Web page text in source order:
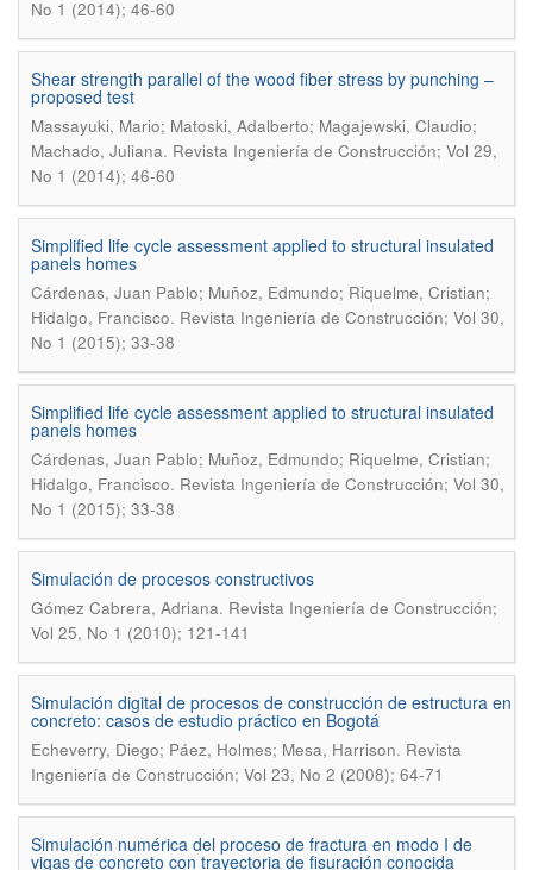
No 1 (2014); 46-60
Shear strength parallel of the wood fiber stress by punching –
proposed test
Massayuki, Mario; Matoski, Adalberto; Magajewski, Claudio;
Machado, Juliana. Revista Ingeniería de Construcción; Vol 29,
No 1 (2014); 46-60
Simplified life cycle assessment applied to structural insulated
panels homes
Cárdenas, Juan Pablo; Muñoz, Edmundo; Riquelme, Cristian;
Hidalgo, Francisco. Revista Ingeniería de Construcción; Vol 30,
No 1 (2015); 33-38
Simplified life cycle assessment applied to structural insulated
panels homes
Cárdenas, Juan Pablo; Muñoz, Edmundo; Riquelme, Cristian;
Hidalgo, Francisco. Revista Ingeniería de Construcción; Vol 30,
No 1 (2015); 33-38
Simulación de procesos constructivos
Gómez Cabrera, Adriana. Revista Ingeniería de Construcción;
Vol 25, No 1 (2010); 121-141
Simulación digital de procesos de construcción de estructura en
concreto: casos de estudio práctico en Bogotá
Echeverry, Diego; Páez, Holmes; Mesa, Harrison. Revista
Ingeniería de Construcción; Vol 23, No 2 (2008); 64-71
Simulación numérica del proceso de fractura en modo I de
vigas de concreto con trayectoria de fisuración conocida